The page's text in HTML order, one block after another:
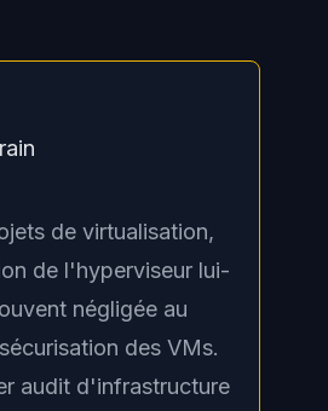
de virtualisation,
de l'hyperviseur lui-
négligée au
des VMs.
audit d'infrastructure